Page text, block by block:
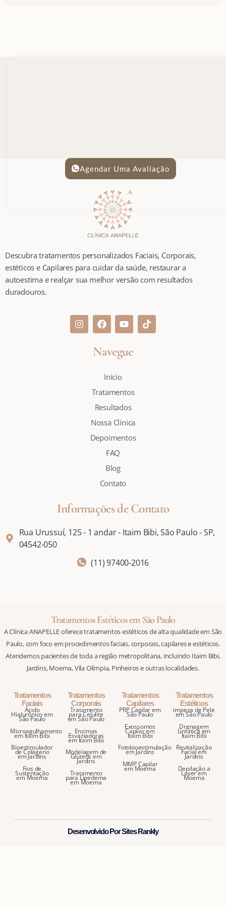
Agendar Uma Avaliação
Descubra tratamentos personalizados Faciais, Corporais,
estéticos e Capilares para cuidar da saúde, restaurar a
autoestima e realçar sua melhor versão com resultados
duradouros.
Navegue
Início
Tratamentos
Resultados
Nossa Clínica
Depoimentos
FAQ
Blog
Contato
Informações de Contato
Rua Urussuí, 125 - 1 andar - Itaim Bibi, São Paulo - SP,
04542-050
(11) 97400-2016
Tratamentos Estéticos em São Paulo
A Clínica ANAPELLE oferece tratamentos estéticos de alta qualidade em São
Paulo, com foco em procedimentos faciais, corporais, capilares e estéticos.
Atendemos pacientes de toda a região metropolitana, incluindo Itaim Bibi,
Jardins, Moema, Vila Olímpia, Pinheiros e outras localidades.
Tratamentos
Faciais
Ácido
Hialurônico em
São Paulo
Microagulhamento
em Itaim Bibi
Bioestimulador
de Colágeno
em Jardins
Fios de
Sustentação
em Moema
Tratamentos
Corporais
Tratamento
para Celulite
em São Paulo
Enzimas
Esvaziadoras
em Itaim Bibi
Modelagem de
Glúteos em
Jardins
Tratamento
para Lipedema
em Moema
Tratamentos
Capilares
PRP Capilar em
São Paulo
Exossomos
Capilar em
Itaim Bibi
Fotobioestimulação
em Jardins
MMP Capilar
em Moema
Tratamentos
Estéticos
impeza de Pele
em São Paulo
Drenagem
Linfática em
Itaim Bibi
Revitalização
Facial em
Jardins
Depilação a
Laser em
Moema
Desenvolvido Por Sites Rankly